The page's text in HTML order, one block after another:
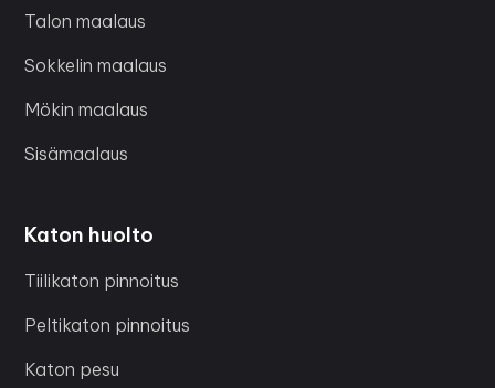
Talon maalaus
Sokkelin maalaus
Mökin maalaus
Sisämaalaus
Katon huolto
Tiilikaton pinnoitus
Peltikaton pinnoitus
Katon pesu